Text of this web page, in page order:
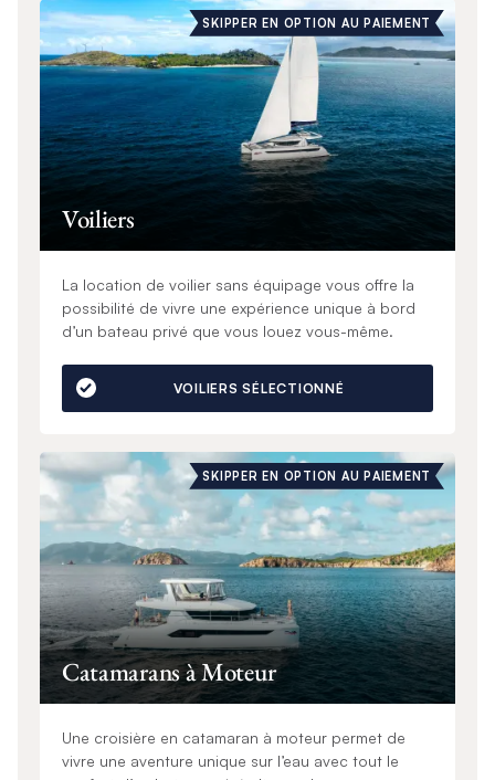
SKIPPER EN OPTION AU PAIEMENT
Voiliers
La location de voilier sans équipage vous offre la
possibilité de vivre une expérience unique à bord
d’un bateau privé que vous louez vous-même.
VOILIERS SÉLECTIONNÉ
SKIPPER EN OPTION AU PAIEMENT
Catamarans à Moteur
Une croisière en catamaran à moteur permet de
vivre une aventure unique sur l’eau avec tout le